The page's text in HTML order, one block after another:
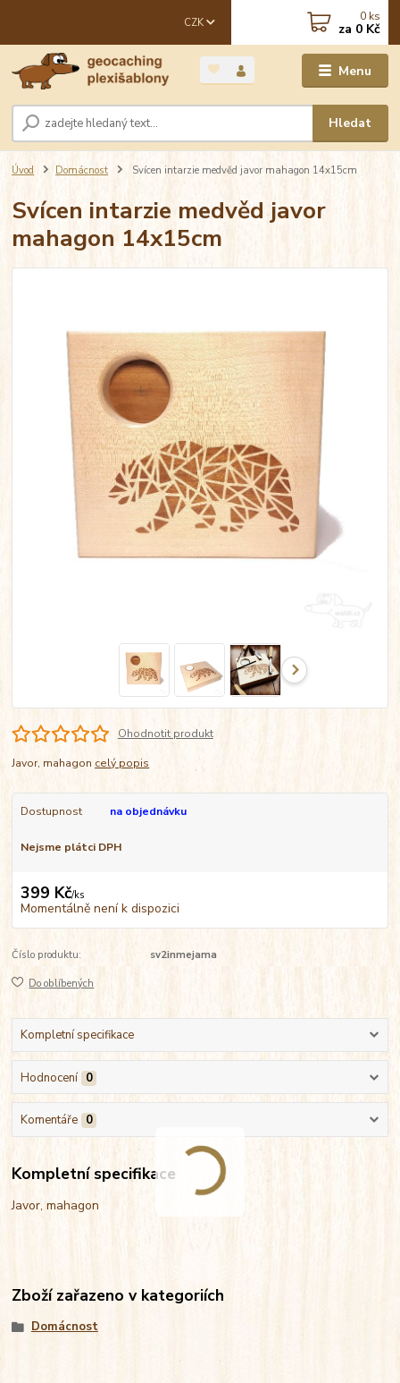
Menu
CZK
Hledat
0 ks
za 0 Kč
Úvod Domácnost Svícen intarzie medvěd javor mahagon 14x15cm
Svícen intarzie medvěd javor
mahagon 14x15cm
Ohodnotit produkt
Javor, mahagon celý popis
Dostupnost na objednávku
Nejsme plátci DPH
399 Kč/ks
Momentálně není k dispozici
Číslo produktu: sv2inmejama
Do oblíbených
Kompletní specifikace
Hodnocení 0
Komentáře 0
Kompletní specifikace
Javor, mahagon
Zboží zařazeno v kategoriích
Domácnost